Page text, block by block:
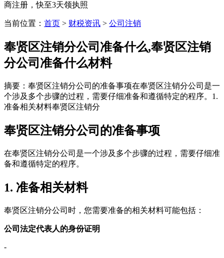
商注册，快至3天领执照
当前位置： 首页 > 财税资讯 > 公司注销
奉贤区注销分公司准备什么,奉贤区注销
分公司准备什么材料
摘要：奉贤区注销分公司的准备事项在奉贤区注销分公司是一
个涉及多个步骤的过程，需要仔细准备和遵循特定的程序。1.
准备相关材料奉贤区注销分
奉贤区注销分公司的准备事项
在奉贤区注销分公司是一个涉及多个步骤的过程，需要仔细准
备和遵循特定的程序。
1. 准备相关材料
奉贤区注销分公司时，您需要准备的相关材料可能包括：
公司法定代表人的身份证明
-